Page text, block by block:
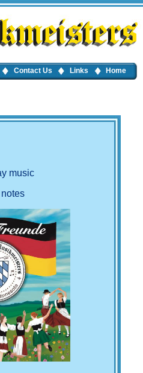
Contact Us Links Home